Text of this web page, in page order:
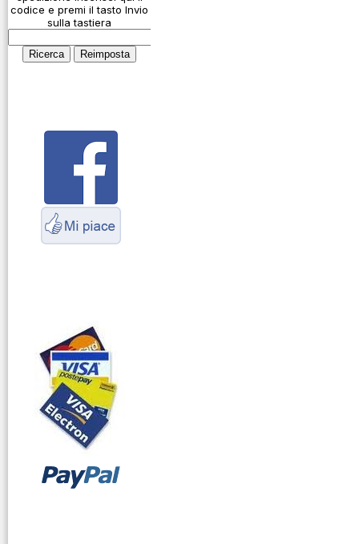
microfoniche
Cosa è l' ADS-B
antenne e cavi
Servizio
Radioelettrico
codice e premi il tasto Invio
sulla tastiera